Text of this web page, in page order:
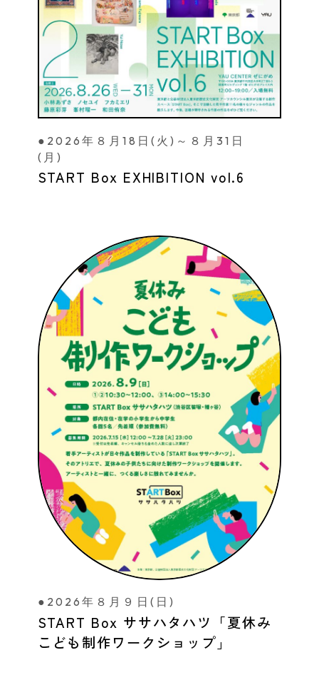
●2026年８月18日(火)～８月31日
(月)
START Box EXHIBITION vol.6
●2026年８月９日(日)
START Box ササハタハツ「夏休み
こども制作ワークショップ」